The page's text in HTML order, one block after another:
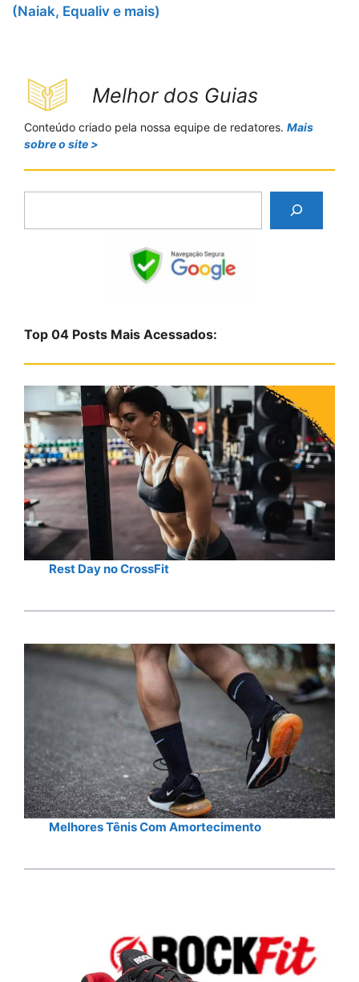
(Naiak, Equaliv e mais)
Melhor dos Guias
Conteúdo criado pela nossa equipe de redatores. Mais
sobre o site >
a
r
Top 04 Posts Mais Acessados:
Rest Day no CrossFit
Melhores Tênis Com Amortecimento